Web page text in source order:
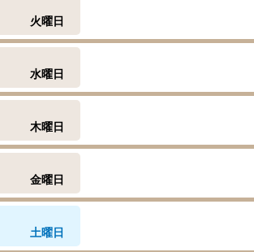
火曜日
水曜日
木曜日
金曜日
土曜日